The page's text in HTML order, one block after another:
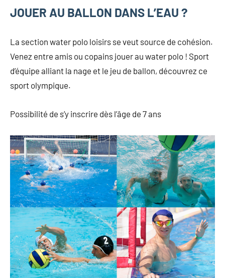
JOUER AU BALLON DANS L’EAU ?
La section water polo loisirs se veut source de cohésion.
Venez entre amis ou copains jouer au water polo ! Sport
d’équipe alliant la nage et le jeu de ballon, découvrez ce
sport olympique.
Possibilité de s’y inscrire dès l’âge de 7 ans